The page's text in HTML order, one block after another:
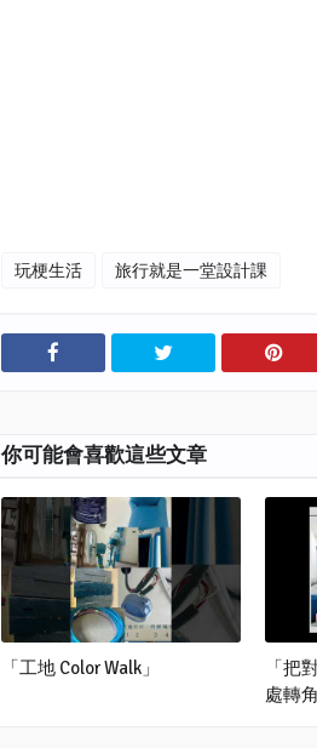
玩梗生活 旅行就是一堂設計課
你可能會喜歡這些文章
「工地 Color Walk」
「把
處轉